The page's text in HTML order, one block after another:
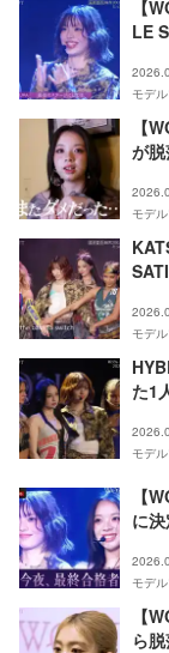
【
LE
モデ
【
が
モデ
モデ
た1
い」
モデ
【
に
モデ
【
ら